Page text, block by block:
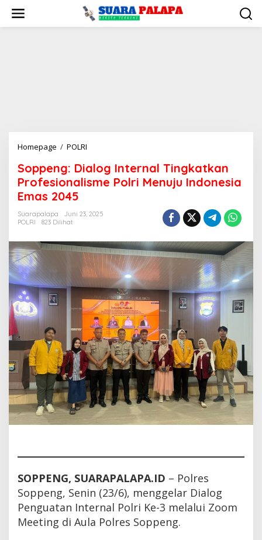
konten
Homepage / POLRI
Internal
Tingkatkan
Menuju
Emas
2045
Soppeng: Dialog Internal Tingkatkan
Profesionalisme Polri Menuju Indonesia
Emas 2045
Suarapalapa
Juni 23, 2025
POLRI
823 Dilihat
SOPPENG, SUARAPALAPA.ID – Polres
Soppeng, Senin (23/6), menggelar Dialog
Penguatan Internal Polri Ke-3 melalui Zoom
Meeting di Aula Polres Soppeng.